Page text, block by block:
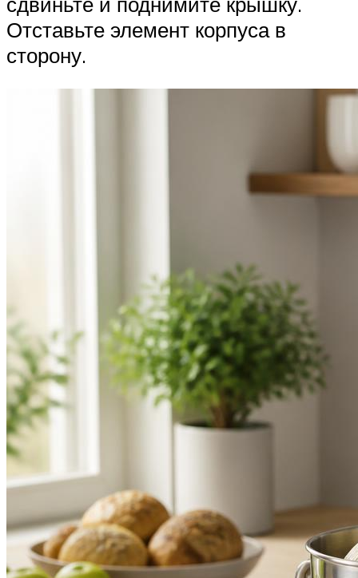
Отставьте элемент корпуса в
сторону.